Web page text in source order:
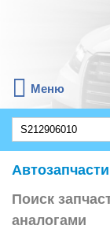
Меню
Автозапчасти
Поиск
аналогами